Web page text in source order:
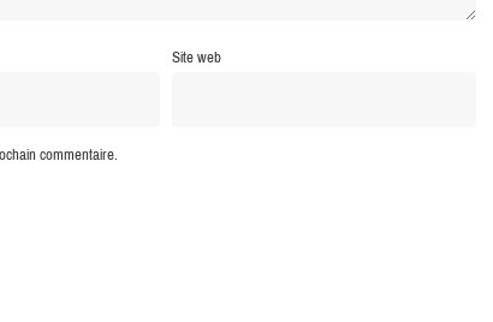
Site web
commentaire.